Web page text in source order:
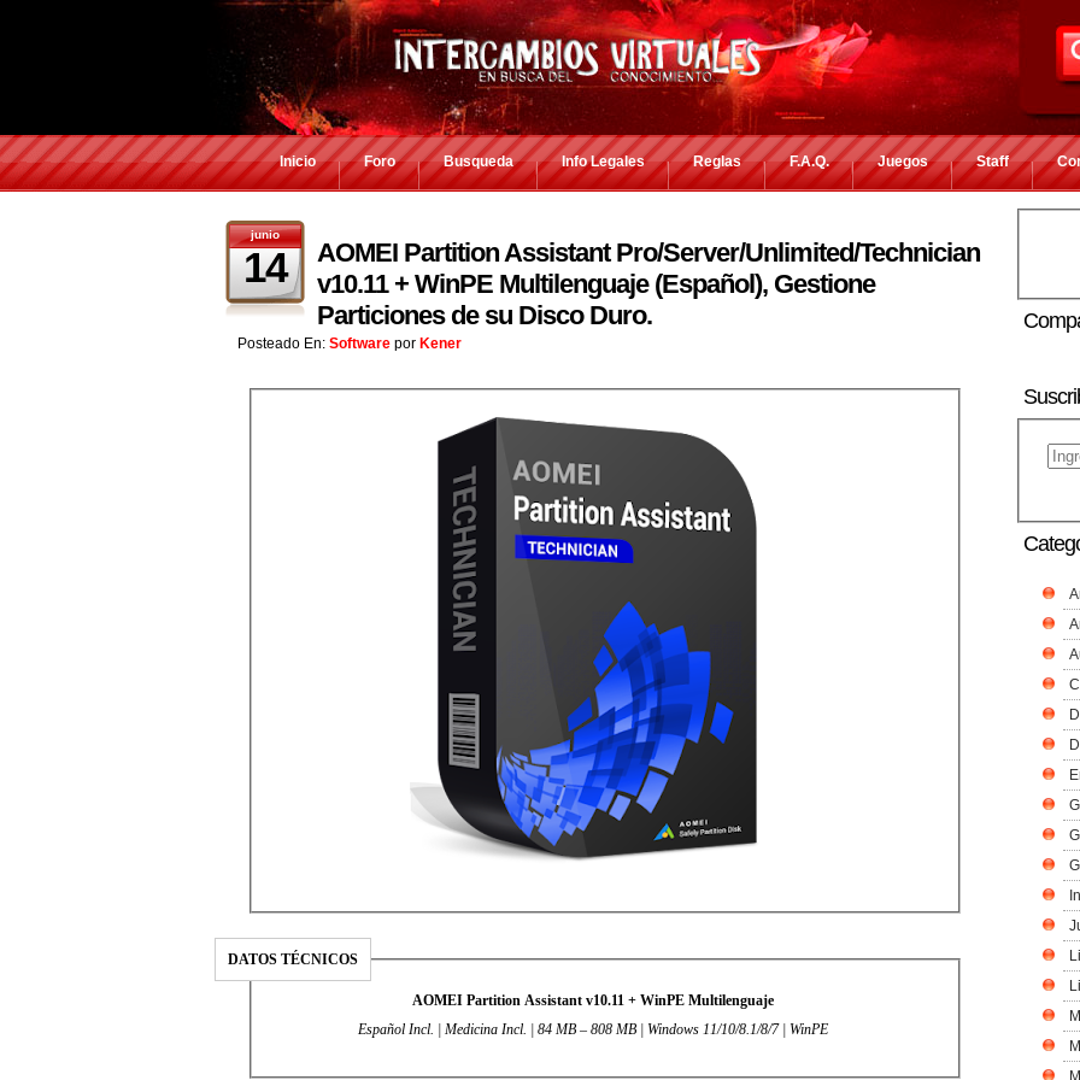
Inicio Foro Busqueda Info Legales Reglas F.A.Q. Juegos Staff
junio
14
AOMEI Partition Assistant Pro/Server/Unlimited/Technician
v10.11 + WinPE Multilenguaje (Español), Gestione
Particiones de su Disco Duro.
Posteado En: Software por Kener
DATOS TÉCNICOS
AOMEI Partition Assistant v10.11 + WinPE Multilenguaje
Español Incl. | Medicina Incl. | 84 MB – 808 MB | Windows 11/10/8.1/8/7 | WinPE